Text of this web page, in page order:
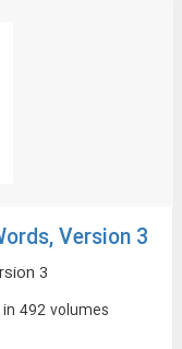
Version 3
3
492 volumes